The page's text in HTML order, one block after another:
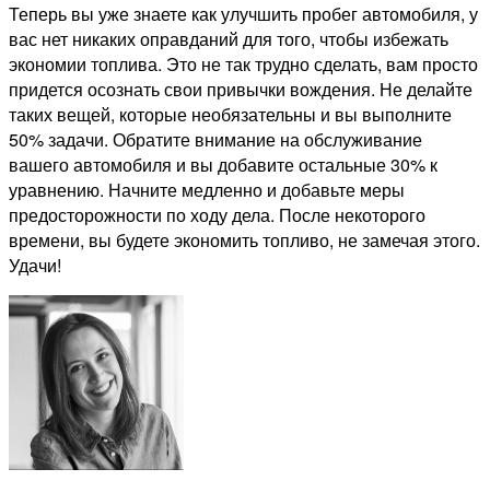
Теперь вы уже знаете как улучшить пробег автомобиля, у
вас нет никаких оправданий для того, чтобы избежать
экономии топлива. Это не так трудно сделать, вам просто
придется осознать свои привычки вождения. Не делайте
таких вещей, которые необязательны и вы выполните
50% задачи. Обратите внимание на обслуживание
вашего автомобиля и вы добавите остальные 30% к
уравнению. Начните медленно и добавьте меры
предосторожности по ходу дела. После некоторого
времени, вы будете экономить топливо, не замечая этого.
Удачи!